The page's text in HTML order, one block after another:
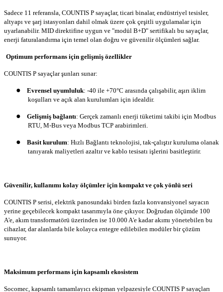
Sadece 11 referansla, COUNTIS P sayaçlar, ticari binalar, endüstriyel tesisler,
altyapı ve şarj istasyonları dahil olmak üzere çok çeşitli uygulamalar için
uyarlanabilir. MID direktifine uygun ve "modül B+D" sertifikalı bu sayaçlar,
enerji faturalandırma için temel olan doğru ve güvenilir ölçümleri sağlar.
Optimum performans için gelişmiş özellikler
COUNTIS P sayaçlar şunları sunar:
● Evrensel uyumluluk: -40 ile +70°C arasında çalışabilir, aşırı iklim
koşulları ve açık alan kurulumları için idealdir.
● Gelişmiş bağlantı: Gerçek zamanlı enerji tüketimi takibi için Modbus
RTU, M-Bus veya Modbus TCP arabirimleri.
● Basit kurulum: Hızlı Bağlantı teknolojisi, tak-çalıştır kuruluma olanak
tanıyarak maliyetleri azaltır ve kablo tesisatı işlerini basitleştirir.
Güvenilir, kullanımı kolay ölçümler için kompakt ve çok yönlü seri
COUNTIS P serisi, elektrik panosundaki birden fazla konvansiyonel sayacın
yerine geçebilecek kompakt tasarımıyla öne çıkıyor. Doğrudan ölçümde 100
A'e, akım transformatörü üzerinden ise 10.000 A'e kadar akımı yönetebilen bu
cihazlar, dar alanlarda bile kolayca entegre edilebilen modüler bir çözüm
sunuyor.
Maksimum performans için kapsamlı ekosistem
Socomec, kapsamlı tamamlayıcı ekipman yelpazesiyle COUNTIS P sayaçları